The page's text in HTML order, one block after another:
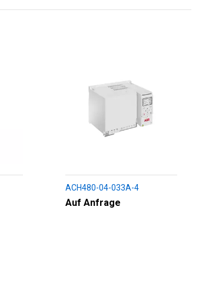
ACH480-04-033A-4
Auf Anfrage